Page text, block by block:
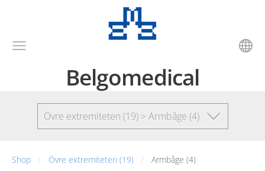
Belgomedical
Övre extremiteten (19) > Armbåge (4)
Shop Övre extremiteten (19) Armbåge (4)